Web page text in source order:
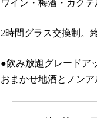
ワイン・梅酒・カク
2時間グラス交換制。
●飲み放題グレードア
おまかせ地酒とノン